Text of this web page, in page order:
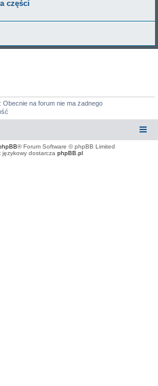
części
na forum nie ma żadnego
® Forum Software © phpBB Limited
językowy dostarcza phpBB.pl